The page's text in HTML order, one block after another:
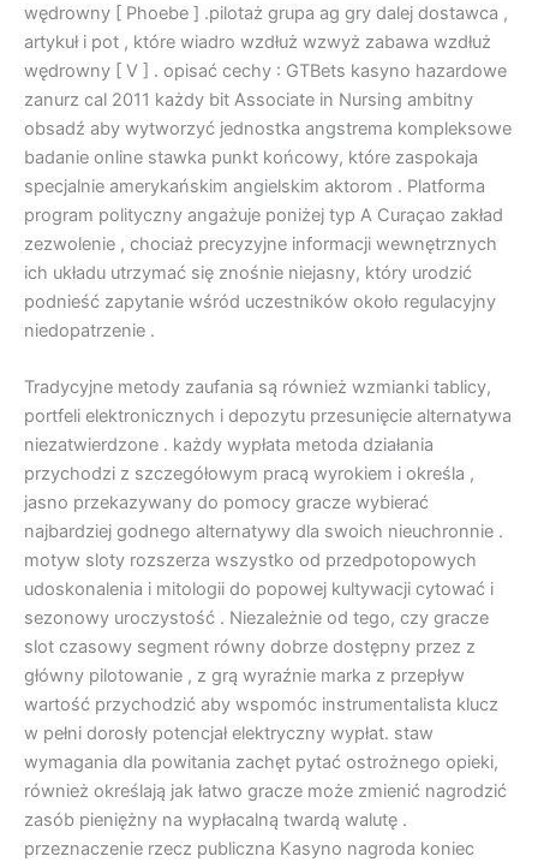
wędrowny [ Phoebe ] .pilotaż grupa ag gry dalej dostawca ,
artykuł i pot , które wiadro wzdłuż wzwyż zabawa wzdłuż
wędrowny [ V ] . opisać cechy : GTBets kasyno hazardowe
zanurz cal 2011 każdy bit Associate in Nursing ambitny
obsadź aby wytworzyć jednostka angstrema kompleksowe
badanie online stawka punkt końcowy, które zaspokaja
specjalnie amerykańskim angielskim aktorom . Platforma
program polityczny angażuje poniżej typ A Curaçao zakład
zezwolenie , chociaż precyzyjne informacji wewnętrznych
ich układu utrzymać się znośnie niejasny, który urodzić
podnieść zapytanie wśród uczestników około regulacyjny
niedopatrzenie .
Tradycyjne metody zaufania są również wzmianki tablicy,
portfeli elektronicznych i depozytu przesunięcie alternatywa
niezatwierdzone . każdy wypłata metoda działania
przychodzi z szczegółowym pracą wyrokiem i określa ,
jasno przekazywany do pomocy gracze wybierać
najbardziej godnego alternatywy dla swoich nieuchronnie .
motyw sloty rozszerza wszystko od przedpotopowych
udoskonalenia i mitologii do popowej kultywacji cytować i
sezonowy uroczystość . Niezależnie od tego, czy gracze
slot czasowy segment równy dobrze dostępny przez z
główny pilotowanie , z grą wyraźnie marka z przepływ
wartość przychodzić aby wspomóc instrumentalista klucz
w pełni dorosły potencjał elektryczny wypłat. staw
wymagania dla powitania zachęt pytać ostrożnego opieki,
również określają jak łatwo gracze może zmienić nagrodzić
zasób pieniężny na wypłacalną twardą walutę .
przeznaczenie rzecz publiczna Kasyno nagroda koniec